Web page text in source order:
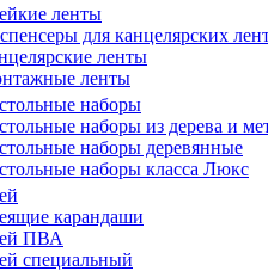
ленты
для канцелярских
ленты
ленты
наборы
наборы из дерева и
наборы деревянные
наборы класса Люкс
карандаши
ПВА
специальный